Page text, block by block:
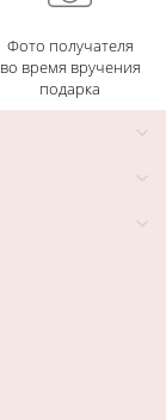
Фото получателя
во время вручения
подарка